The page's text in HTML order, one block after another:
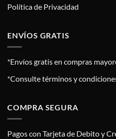
Política de Privacidad
ENVÍOS GRATIS
*Envíos gratis en compras
*Consulte términos y
COMPRA SEGURA
Pagos con Tarjeta de Debito y